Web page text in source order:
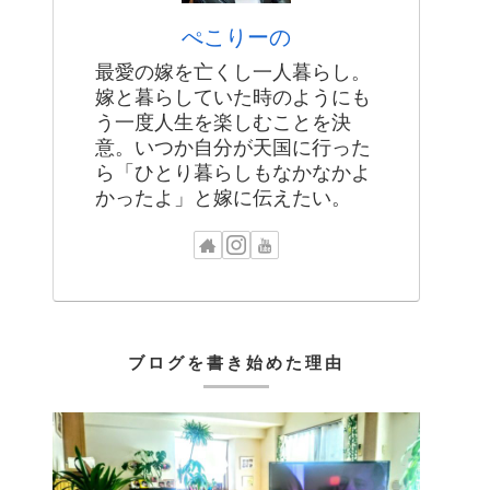
ぺこりーの
最愛の嫁を亡くし一人暮らし。
嫁と暮らしていた時のようにも
う一度人生を楽しむことを決
意。いつか自分が天国に行った
ら「ひとり暮らしもなかなかよ
かったよ」と嫁に伝えたい。
ブログを書き始めた理由